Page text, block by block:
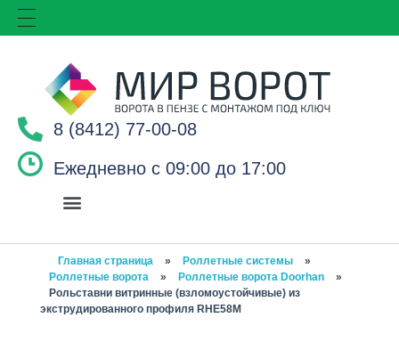
8 (8412) 77-00-08
Ежедневно с 09:00 до 17:00
Главная страница » Роллетные системы
»
Роллетные ворота
» Роллетные ворота Doorhan
»
Рольставни витринные (взломоустойчивые) из
экструдированного профиля RHE58M